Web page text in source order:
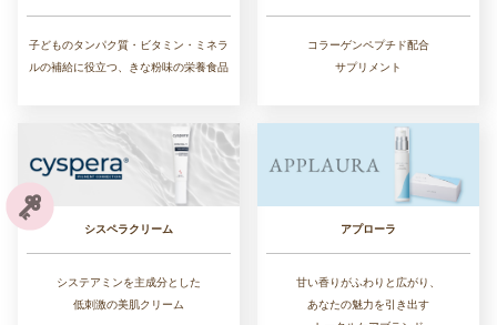
子どものタンパク質・ビタミン・ミネラ
ルの補給に役立つ、きな粉味の栄養食品
コラーゲンペプチド配合
サプリメント
シスペラクリーム
システアミンを主成分とした
低刺激の美肌クリーム
アプローラ
甘い香りがふわりと広がり、
あなたの魅力を引き出す